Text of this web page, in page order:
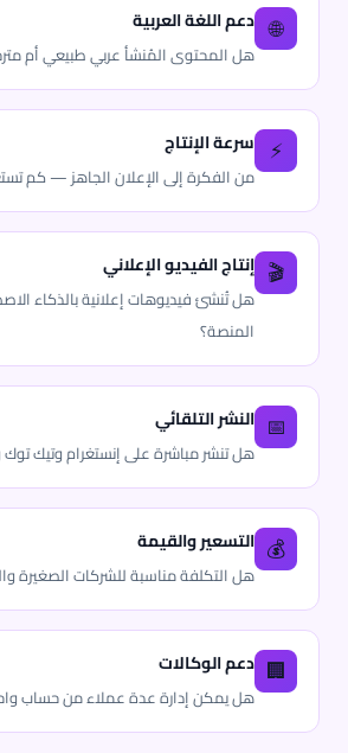
🌐 دعم اللغة العربية
هل المحتوى المُنشأ عربي طبيعي أم
⚡ سرعة الإنتاج
من الفكرة إلى الإعلان الجاهز — كم
🎬 إنتاج الفيديو الإعلاني
هل تُنشئ فيديوهات إعلانية بالذكاء
المنصة؟
📅 النشر التلقائي
هل تنشر مباشرة على إنستغرام وتيك توك
💰 التسعير والقيمة
هل التكلفة مناسبة للشركات الصغيرة
🏢 دعم الوكالات
هل يمكن إدارة عدة عملاء من حساب